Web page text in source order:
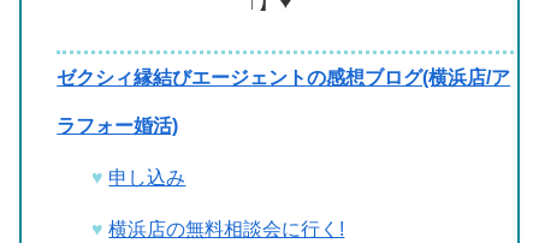
ゼクシィ縁結びエージェントの感想ブログ(横浜店/ア
ラフォー婚活)
申し込み
横浜店の無料相談会に行く!